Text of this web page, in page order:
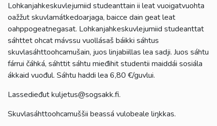
Lohkanjahkeskuvlejumiid studeanttain ii leat vuoigatvuohta
oažžut skuvlamátkedoarjaga, baicce dain geat leat
oahppogeatnegasat. Lohkanjahkeskuvlejumiid studeanttat
sáhttet ohcat mávssu vuollásaš báikki sáhtus
skuvlasáhttoohcamušain, juos linjabiillas lea sadji. Juos sáhtu
fárrui čáhká, sáhttit sáhtu mieđihit studentii maiddái sosiála
ákkaid vuođul. Sáhtu haddi lea 6,80 €/guvlui.
Lassedieđut kuljetus@sogsakk.fi.
Skuvlasáhttoohcamuššii beassá vulobeale liŋkkas.